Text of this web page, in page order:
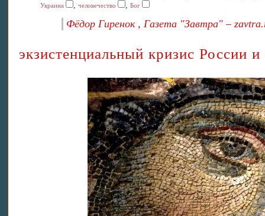
Украина
, человечество , Бог
Фёдор Гиренок , Газета "Завтра" –
экзистенциальный кризис России